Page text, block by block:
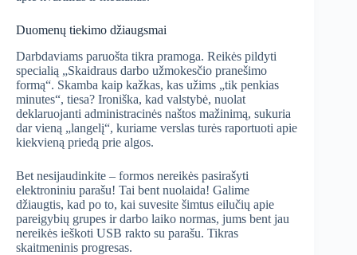
Duomenų tiekimo džiaugsmai
Darbdaviams paruošta tikra pramoga. Reikės pildyti
specialią „Skaidraus darbo užmokesčio pranešimo
formą“. Skamba kaip kažkas, kas užims „tik penkias
minutes“, tiesa? Ironiška, kad valstybė, nuolat
deklaruojanti administracinės naštos mažinimą, sukuria
dar vieną „langelį“, kuriame verslas turės raportuoti apie
kiekvieną priedą prie algos.
Bet nesijaudinkite – formos nereikės pasirašyti
elektroniniu parašu! Tai bent nuolaida! Galime
džiaugtis, kad po to, kai suvesite šimtus eilučių apie
pareigybių grupes ir darbo laiko normas, jums bent jau
nereikės ieškoti USB rakto su parašu. Tikras
skaitmeninis progresas.